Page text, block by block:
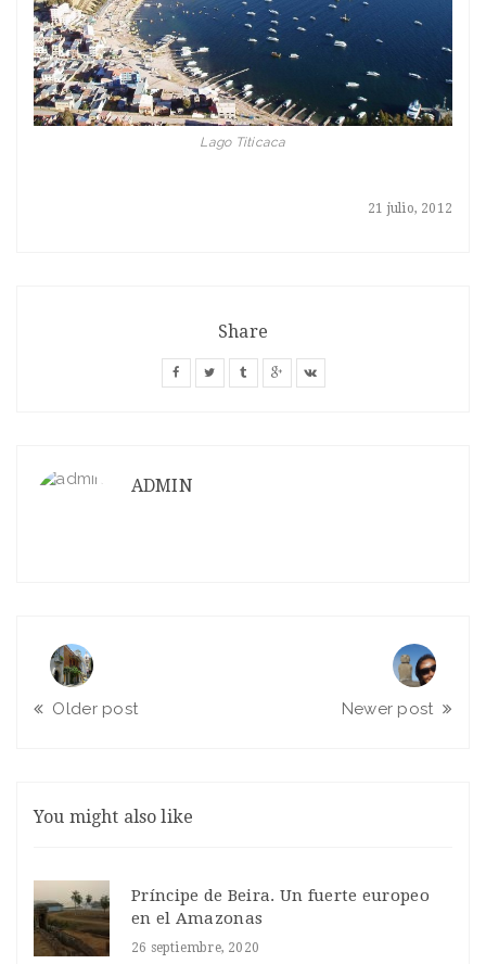
21 julio, 2012
Lago Titicaca
Share
ADMIN
Older post Newer post
You might also like
Príncipe de Beira. Un fuerte europeo
en el Amazonas
26 septiembre, 2020